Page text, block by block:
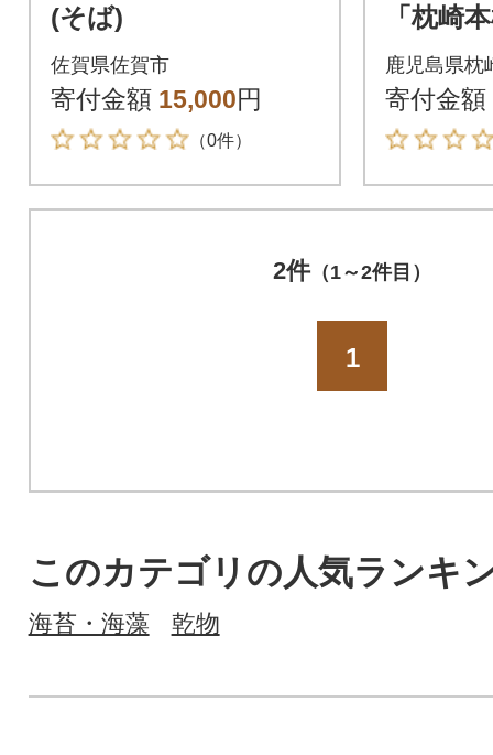
(そば)
佐賀県佐賀市
寄付金額 15,000円
（0件）
「枕崎
どん」
お節 か
鹿児島県枕
寄付金額
2件（1～2件目）
1
このカテゴリの人気ランキ
海苔・海藻 乾物